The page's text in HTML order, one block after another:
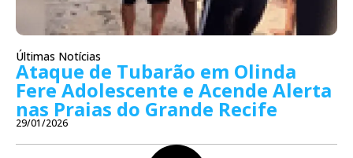
Últimas Notícias
Ataque de Tubarão em Olinda
Fere Adolescente e Acende Alerta
nas Praias do Grande Recife
29/01/2026